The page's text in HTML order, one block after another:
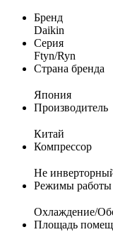
Бренд
Daikin
Серия
Ftyn/Ryn
Страна бренда
Япония
Производитель
Китай
Компрессор
Не
Режимы работы
Охлаждение/
Площадь